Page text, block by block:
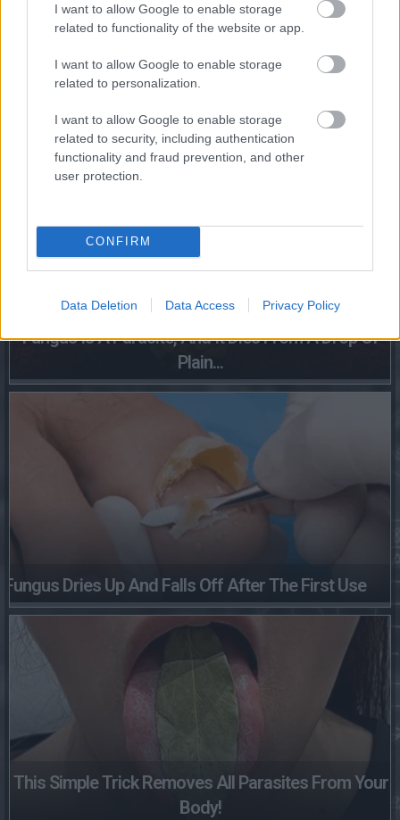
I want to allow Google to enable storage
related to functionality of the website or app.
I want to allow Google to enable storage
related to personalization.
I want to allow Google to enable storage
related to security, including authentication
functionality and fraud prevention, and other
user protection.
CONFIRM
Data Deletion Data Access Privacy Policy
Find Papillomas On Your Neck Or Armpit? It's The
First Stage Of...
Fungus Is A Parasite, And It Dies From A Drop Of
Plain...
Fungus Dries Up And Falls Off After The First Use
This Simple Trick Removes All Parasites From Your
Body!